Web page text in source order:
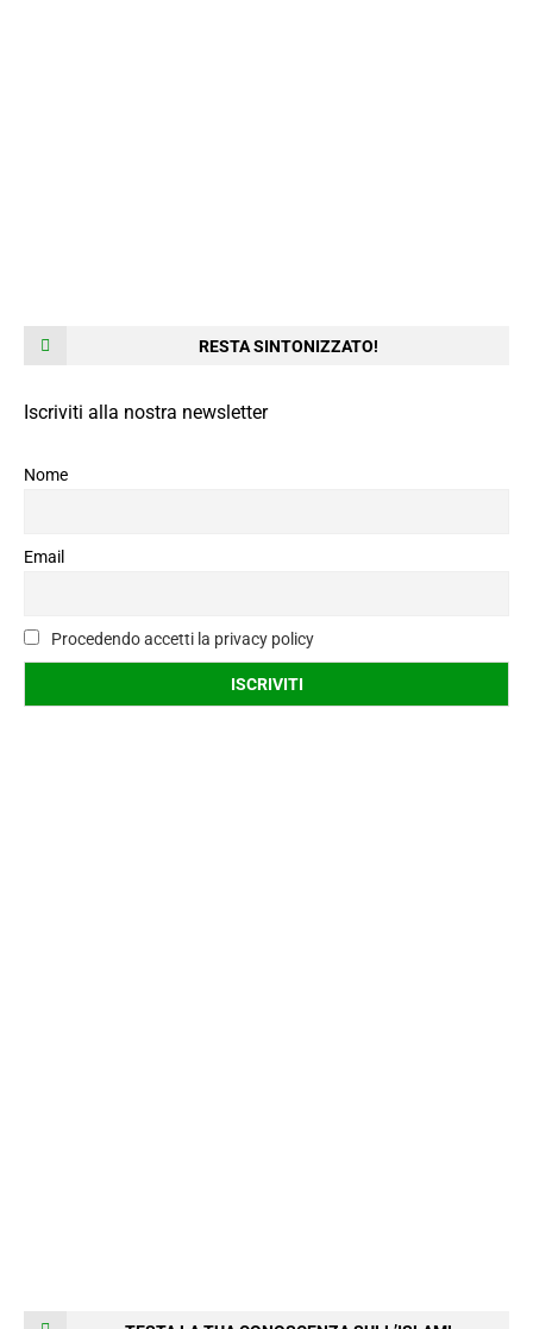
RESTA SINTONIZZATO!
Iscriviti alla nostra newsletter
Nome
Email
Procedendo accetti la privacy policy